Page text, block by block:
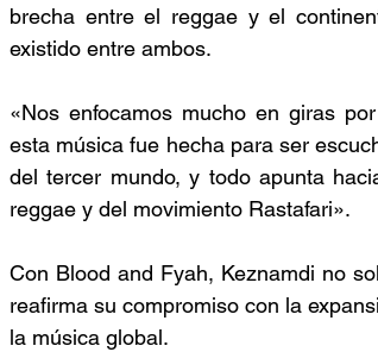
brecha entre el reggae y el
existido entre ambos.
«Nos enfocamos mucho en giras
esta música fue hecha para ser
del tercer mundo, y todo apunta
reggae y del movimiento Rastafari».
Con Blood and Fyah, Keznamdi no
reafirma su compromiso con la
la música global.